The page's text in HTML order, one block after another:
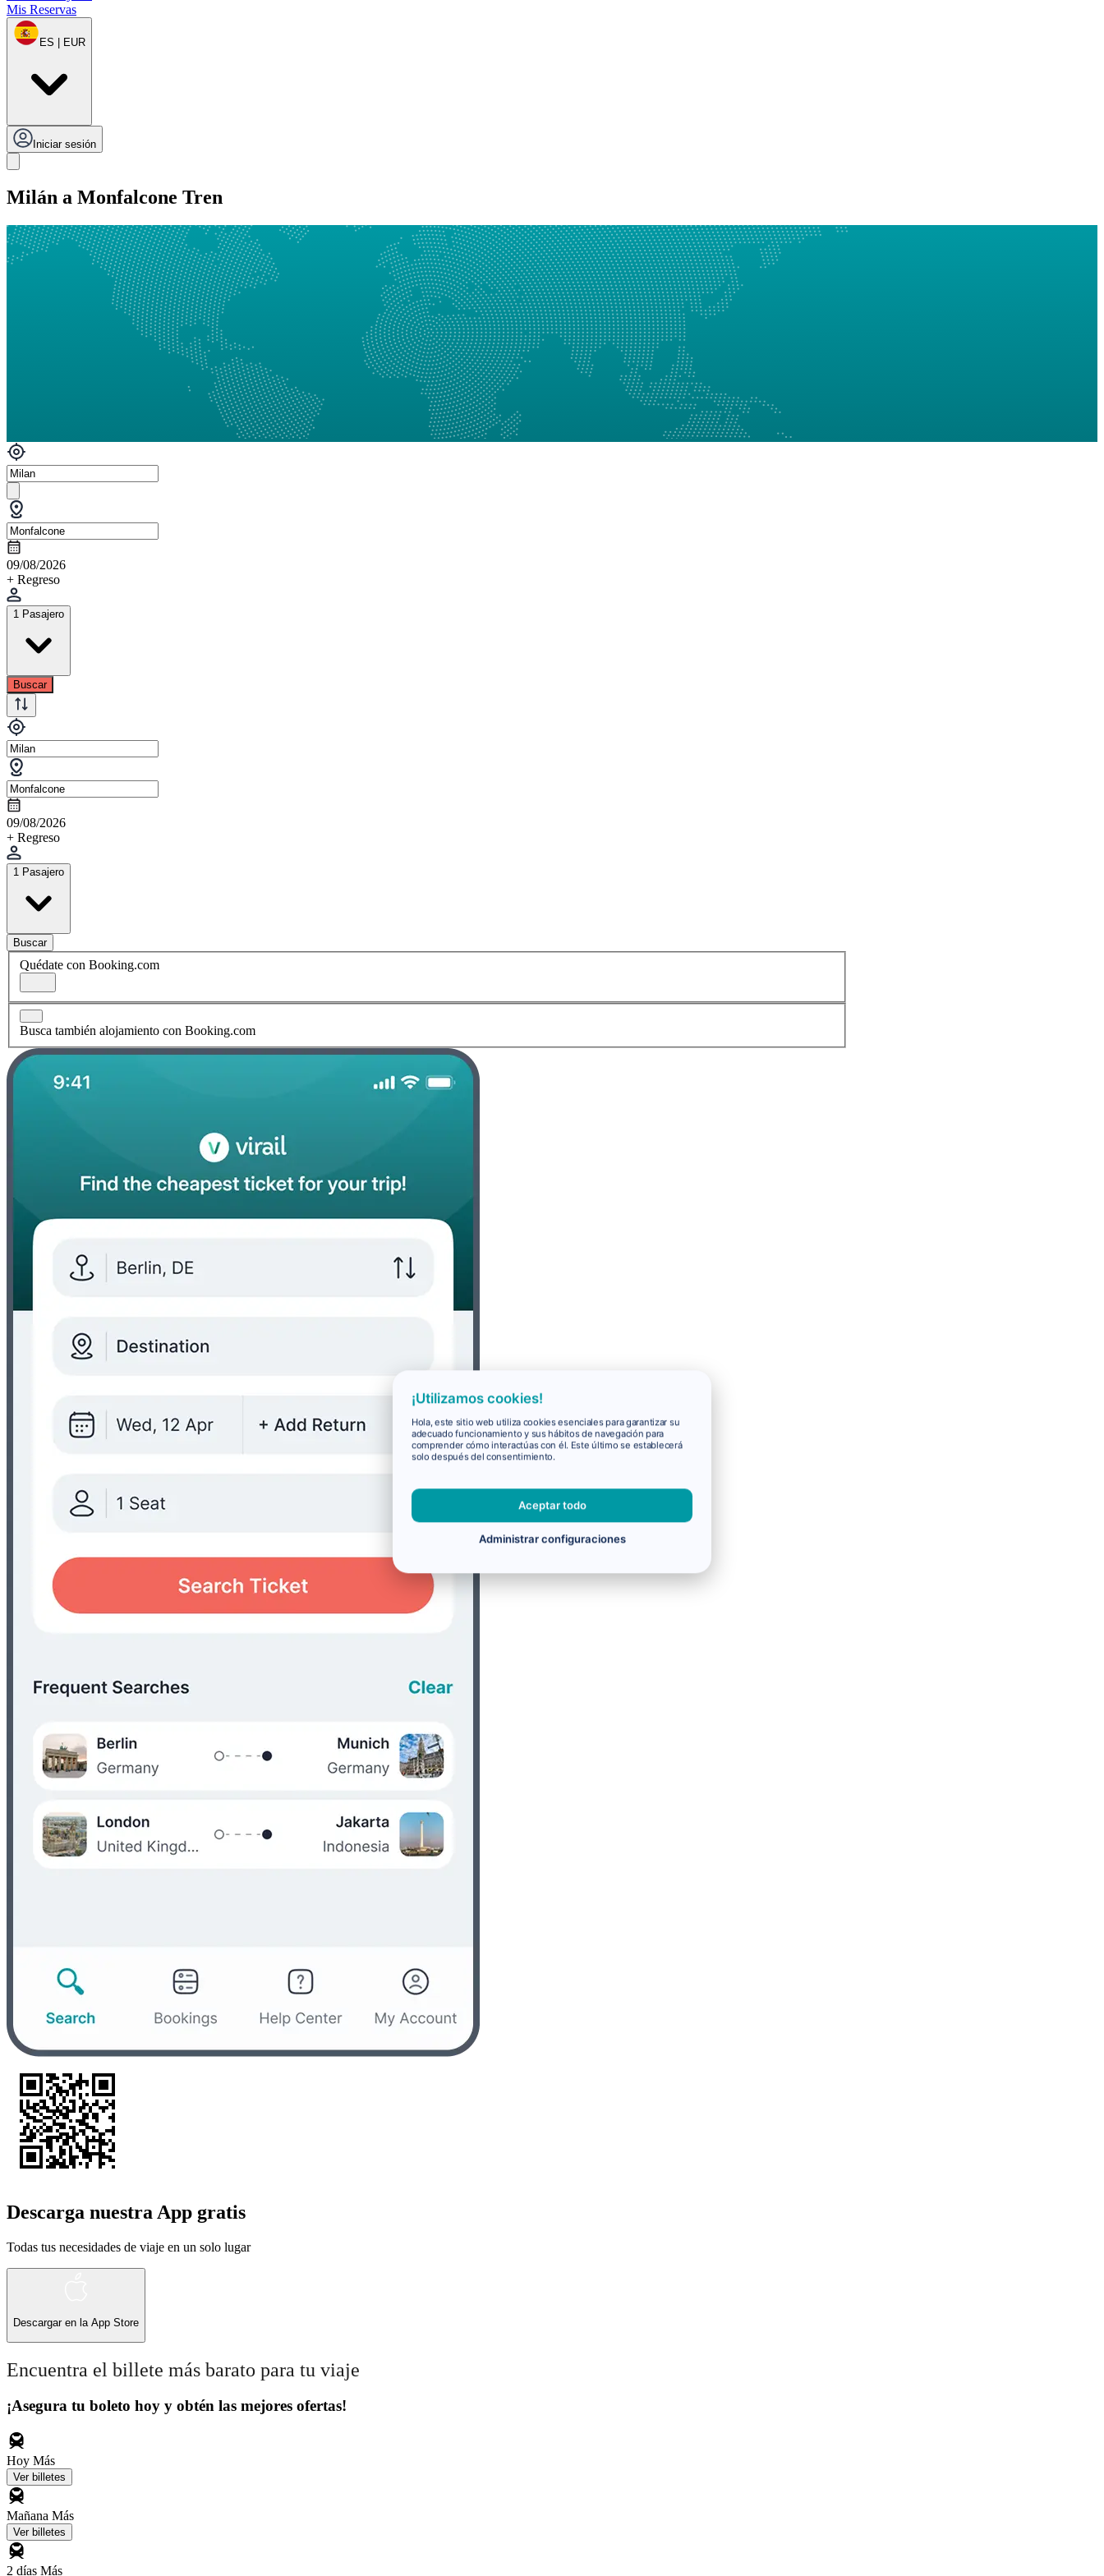
Mis Reservas
ES | EUR
Iniciar sesión
Milán a Monfalcone Tren
09/08/2026
+ Regreso
1 Pasajero
Buscar
09/08/2026
+ Regreso
1 Pasajero
Buscar
Quédate con Booking.com
Busca también alojamiento con Booking.com
Descarga nuestra App gratis
Todas tus necesidades de viaje en un solo lugar
Descargar en la App Store
Encuentra el billete más barato para tu viaje
¡Asegura tu boleto hoy y obtén las mejores ofertas!
Hoy Más
Ver billetes
Mañana Más
Ver billetes
2 días Más
¡Utilizamos cookies!
Hola, este sitio web utiliza cookies esenciales para garantizar su
adecuado funcionamiento y sus hábitos de navegación para
comprender cómo interactúas con él. Este último se establecerá
solo después del consentimiento.
Aceptar todo
Administrar configuraciones